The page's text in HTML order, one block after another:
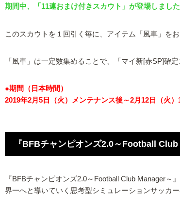
期間中、「11連おまけ付きスカウト」が登場しました
このスカウトを１回引く毎に、アイテム「風車」をお
「風車」は一定数集めることで、「マイ新[赤SP]確
●期間（日本時間）
2019年2月5日（火）メンテナンス後～2月12日（火）
『BFBチャンピオンズ2.0～Football
『BFBチャンピオンズ2.0～Football Club Manager
界一へと導いていく思考型シミュレーションサッカー